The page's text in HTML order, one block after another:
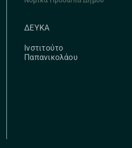
ΔΕΥΚΑ
Ινστιτούτο
Παπανικολάου